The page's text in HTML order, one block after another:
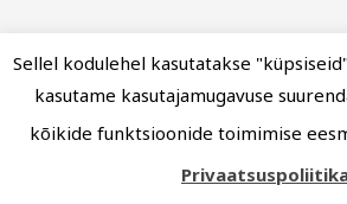
Sellel kodulehel kasutatakse
kasutame kasutajamugavuse
kõikide funktsioonide toimimise